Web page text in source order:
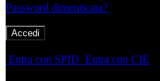
Password dimenticata?
Entra con SPID Entra con CIE